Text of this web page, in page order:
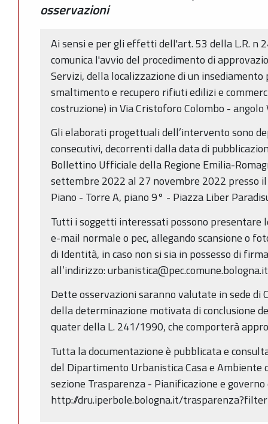
osservazioni
Ai sensi e per gli effetti dell'art. 53 della L.R. n
comunica l'avvio del procedimento di
Servizi, della localizzazione di un
smaltimento e recupero rifiuti edilizi e
costruzione) in Via Cristoforo Colombo - angolo
Gli elaborati progettuali dell’intervento sono
consecutivi, decorrenti dalla data di
Bollettino Ufficiale della Regione Emilia-
settembre 2022 al 27 novembre 2022 presso
Piano - Torre A, piano 9° - Piazza Liber
Tutti i soggetti interessati possono presentare
e-mail normale o pec, allegando scansione o
di Identità, in caso non si sia in possesso di
all’indirizzo:
Dette osservazioni saranno valutate in sede di
della determinazione motivata di conclusione
quater della L. 241/1990, che comporterà
Tutta la documentazione è pubblicata e
del Dipartimento Urbanistica Casa e Ambiente
sezione Trasparenza - Pianificazione e
http://dru.iperbole.bologna.it/